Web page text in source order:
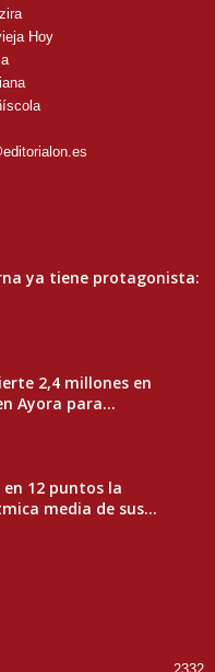
Hoy
ya tiene protagonista:
2,4 millones en
Ayora para...
12 puntos la
media de sus...